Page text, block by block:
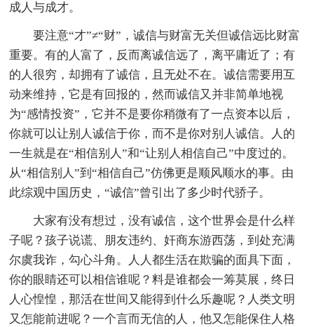
成人与成才。
要注意“才”≠“财”，诚信与财富无关但诚信远比财富
重要。有的人富了，反而离诚信远了，离平庸近了；有
的人很穷，却拥有了诚信，且无处不在。诚信需要用互
动来维持，它是有回报的，然而诚信又并非简单地视
为“感情投资”，它并不是要你稍微有了一点资本以后，
你就可以让别人诚信于你，而不是你对别人诚信。人的
一生就是在“相信别人”和“让别人相信自己”中度过的。
从“相信别人”到“相信自己”仿佛更是顺风顺水的事。由
此综观中国历史，“诚信”曾引出了多少时代骄子。
大家有没有想过，没有诚信，这个世界会是什么样
子呢？孩子说谎、朋友违约、奸商东游西荡，到处充满
尔虞我诈，勾心斗角。人人都生活在欺骗的面具下面，
你的眼睛还可以相信谁呢？料是谁都会一筹莫展，终日
人心惶惶，那活在世间又能得到什么乐趣呢？人类文明
又怎能前进呢？一个言而无信的人，他又怎能保住人格